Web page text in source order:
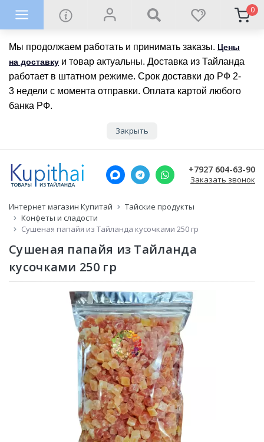
Мы продолжаем работать и принимать заказы. Цены
на доставку и товар актуальны. Доставка из Тайланда
работает в штатном режиме. Срок доставки до РФ 2-
3 недели с момента отправки. Оплата картой любого
банка РФ.
Закрыть
0
+7927 604-63-90
Заказать звонок
Интернет магазин Купитай
Тайские продукты
Конфеты и сладости
Сушеная папайя из Тайланда кусочками 250 гр
Сушеная папайя из Тайланда
кусочками 250 гр